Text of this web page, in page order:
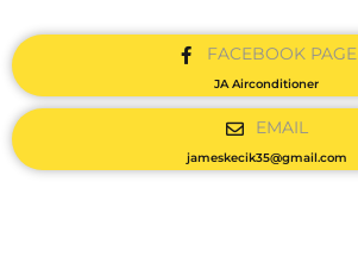
FACEBOOK PAGE
JA Airconditioner
EMAIL
jameskecik35@gmail.com